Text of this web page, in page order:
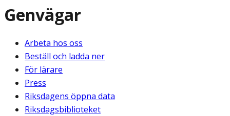
Genvägar
Arbeta hos oss
Beställ och ladda ner
För lärare
Press
Riksdagens öppna data
Riksdagsbiblioteket